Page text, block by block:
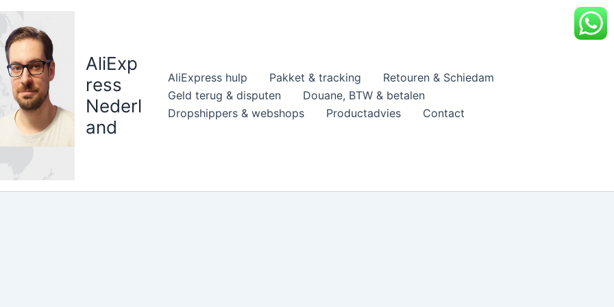
AliExp
ress
Nederl
and
AliExpress hulp Pakket & tracking
Retouren & Schiedam
Geld terug & disputen
Douane, BTW & betalen
Dropshippers & webshops
Productadvies Contact